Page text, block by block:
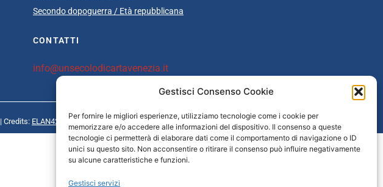
Gestisci Consenso Cookie
Per fornire le migliori esperienze, utilizziamo tecnologie come i cookie per
memorizzare e/o accedere alle informazioni del dispositivo. Il consenso a queste
tecnologie ci permetterà di elaborare dati come il comportamento di navigazione o ID
unici su questo sito. Non acconsentire o ritirare il consenso può influire negativamente
su alcune caratteristiche e funzioni.
Gestisci servizi
Secondo dopoguerra / Età repubblicana
CONTATTI
info@unsecolodicartavenezia.it
| Credits: ELAN42 Web + Comunicazione